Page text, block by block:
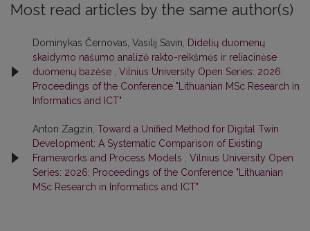
Most read articles by the same author(s)
Dominykas Černovas, Vasilij Savin,
Didelių duomenų
skaidymo našumo analizė rakto-reikšmės ir reliacinėse
duomenų bazėse
Vilnius University Open Series: 2026:
Proceedings of the Conference "Lithuanian MSc Research in
Informatics and ICT"
Anton Zagzin, Toward a Unified Method for Digital Twin
Development: A Systematic Comparison of Existing
Frameworks and Process Models
Vilnius University Open
Series: 2026: Proceedings of the Conference "Lithuanian
MSc Research in Informatics and ICT"